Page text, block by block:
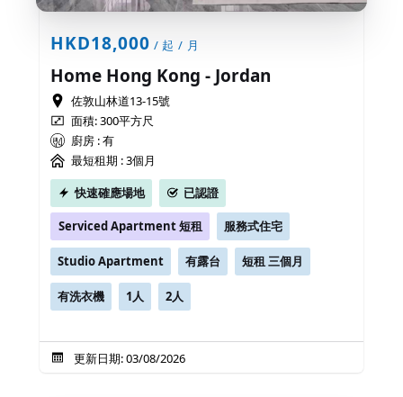
HKD18,000 / 起 / 月
Home Hong Kong - Jordan
佐敦山林道13-15號
面積: 300平方尺
廚房 : 有
最短租期 :3個月
快速確應場地
已認證
Serviced Apartment 短租 服務式住宅
Studio Apartment 有露台 短租 三個月
有洗衣機 1人 2人
更新日期: 03/08/2026